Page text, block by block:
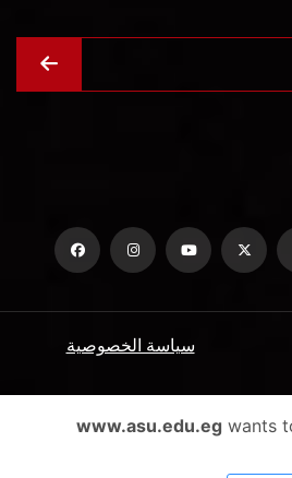
سياسة الخصوصية
الأسئلة الشائعة
www.asu.edu.egwants